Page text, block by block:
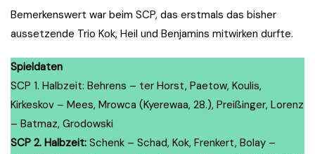
Bemerkenswert war beim SCP, das erstmals das bisher
aussetzende Trio Kok, Heil und Benjamins mitwirken durfte.
Spieldaten
SCP 1. Halbzeit: Behrens – ter Horst, Paetow, Koulis,
Kirkeskov – Mees, Mrowca (Kyerewaa, 28.), Preißinger, Lorenz
– Batmaz, Grodowski
SCP 2. Halbzeit: Schenk – Schad, Kok, Frenkert, Bolay –